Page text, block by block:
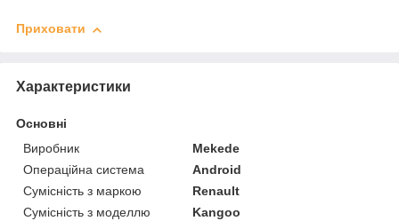
Приховати
Характеристики
Основні
Виробник
Mekede
Операційна система
Android
Сумісність з маркою
Renault
Сумісність з моделлю
Kangoo